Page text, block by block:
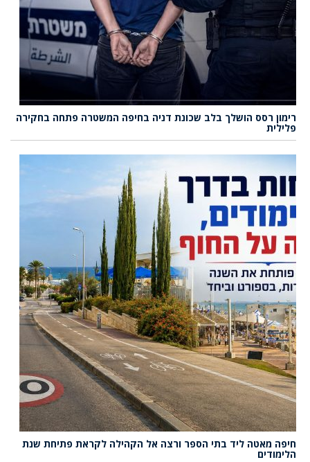
רימון רסס הושלך בלב שכונת דניה בחיפה המשטרה פתחה בחקירה
פלילית
חיפה מאטה ליד בתי הספר ורצה אל הקהילה לקראת פתיחת שנת
הלימודים